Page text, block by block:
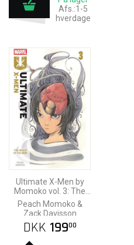
Afs.:1-5
hverdage
Ultimate X-Men by
Momoko vol. 3: The
Realm Of The Mind
Peach Momoko &
Zack Davisson
DKK 19900